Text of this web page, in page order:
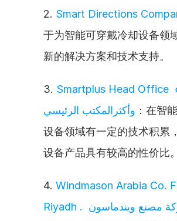
2. Smart Directions
于为智能可穿戴冷却设备领
新的解决方案和技术支持。
3. Smartplus Head Office ذكاء
وأكثرالمكتب الرئيسي ：在智
设备领域有一定的技术积累
设备产品具有较高的性价比。
4. Windmason Arabia Co.
Riyadh . شركة مصنع ويندماسون